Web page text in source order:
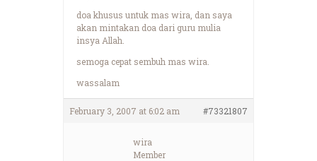
doa khusus untuk mas wira, dan saya
akan mintakan doa dari guru mulia
insya Allah.
semoga cepat sembuh mas wira.
wassalam
February 3, 2007 at 6:02 am #73321807
wira
Member